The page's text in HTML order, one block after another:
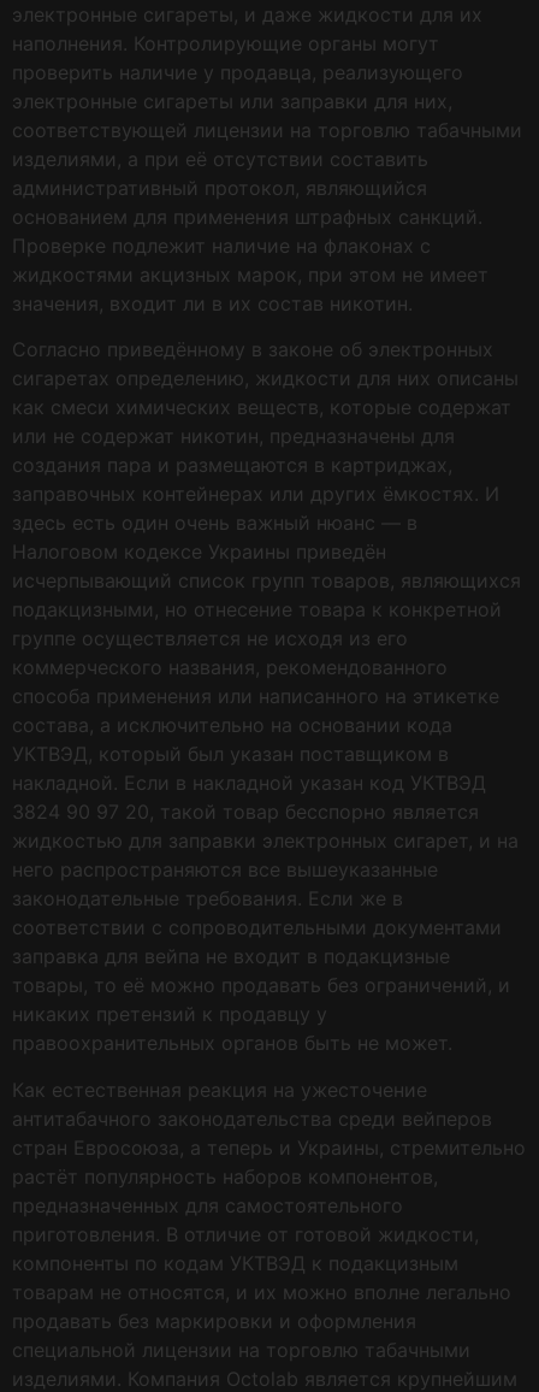
электронные сигареты, и даже жидкости для их
наполнения. Контролирующие органы могут
проверить наличие у продавца, реализующего
электронные сигареты или заправки для них,
соответствующей лицензии на торговлю табачными
изделиями, а при её отсутствии составить
административный протокол, являющийся
основанием для применения штрафных санкций.
Проверке подлежит наличие на флаконах с
жидкостями акцизных марок, при этом не имеет
значения, входит ли в их состав никотин.
Согласно приведённому в законе об электронных
сигаретах определению, жидкости для них описаны
как смеси химических веществ, которые содержат
или не содержат никотин, предназначены для
создания пара и размещаются в картриджах,
заправочных контейнерах или других ёмкостях. И
здесь есть один очень важный нюанс — в
Налоговом кодексе Украины приведён
исчерпывающий список групп товаров, являющихся
подакцизными, но отнесение товара к конкретной
группе осуществляется не исходя из его
коммерческого названия, рекомендованного
способа применения или написанного на этикетке
состава, а исключительно на основании кода
УКТВЭД, который был указан поставщиком в
накладной. Если в накладной указан код УКТВЭД
3824 90 97 20, такой товар бесспорно является
жидкостью для заправки электронных сигарет, и на
него распространяются все вышеуказанные
законодательные требования. Если же в
соответствии с сопроводительными документами
заправка для вейпа не входит в подакцизные
товары, то её можно продавать без ограничений, и
никаких претензий к продавцу у
правоохранительных органов быть не может.
Как естественная реакция на ужесточение
антитабачного законодательства среди вейперов
стран Евросоюза, а теперь и Украины, стремительно
растёт популярность наборов компонентов,
предназначенных для самостоятельного
приготовления. В отличие от готовой жидкости,
компоненты по кодам УКТВЭД к подакцизным
товарам не относятся, и их можно вполне легально
продавать без маркировки и оформления
специальной лицензии на торговлю табачными
изделиями. Компания Octolab является крупнейшим